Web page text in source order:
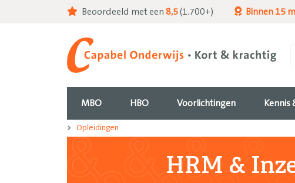
MBO HBO Voorlichtingen Kennis
Beoordeeld met een 8,5(1.700+) Binnen 15
Opleidingen
HRM &